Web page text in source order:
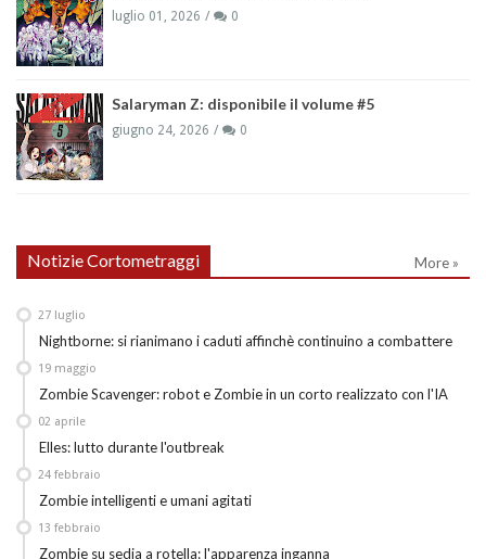
luglio 01, 2026 0
Salaryman Z: disponibile il volume #5
giugno 24, 2026 0
Notizie Cortometraggi More »
Nightborne: si rianimano i caduti affinchè continuino a combattere
27 luglio
Zombie Scavenger: robot e Zombie in un corto realizzato con l'IA
19 maggio
Elles: lutto durante l'outbreak
02 aprile
Zombie intelligenti e umani agitati
24 febbraio
Zombie su sedia a rotella: l'apparenza inganna
13 febbraio